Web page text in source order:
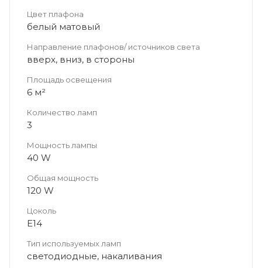
Цвет плафона
белый матовый
Направление плафонов/ источников света
вверх, вниз, в стороны
Площадь освещения
6 м²
Количество ламп
3
Мощность лампы
40 W
Общая мощность
120 W
Цоколь
Е14
Тип используемых ламп
светодиодные, накаливания